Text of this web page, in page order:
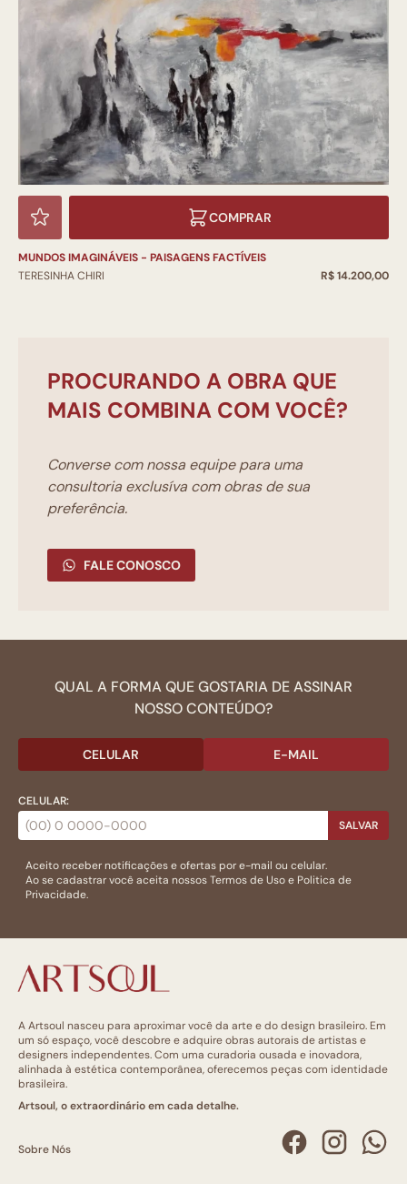
COMPRAR
MUNDOS IMAGINÁVEIS - PAISAGENS FACTÍVEIS
TERESINHA CHIRI
R$ 14.200,00
PROCURANDO A OBRA QUE
MAIS COMBINA COM VOCÊ?
Converse com nossa equipe para uma
consultoria exclusíva com obras de sua
preferência.
FALE CONOSCO
QUAL A FORMA QUE GOSTARIA DE ASSINAR
NOSSO CONTEÚDO?
CELULAR E-MAIL
CELULAR:
SALVAR
Aceito receber notificações e ofertas por e-mail ou celular.
Ao se cadastrar você aceita nossosTermos de Usoe Politica de
Privacidade.
A Artsoul nasceu para aproximar você da arte e do design brasileiro. Em
um só espaço, você descobre e adquire obras autorais de artistas e
designers independentes. Com uma curadoria ousada e inovadora,
alinhada à estética contemporânea, oferecemos peças com identidade
brasileira.
Artsoul, o extraordinário em cada detalhe.
Sobre Nós